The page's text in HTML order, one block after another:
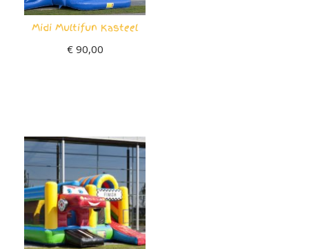
Midi Multifun Kasteel
€90,00